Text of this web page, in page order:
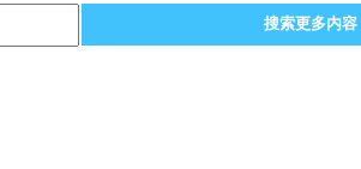
搜索更多内容